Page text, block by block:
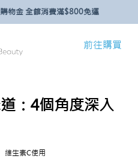
物金 全館消費滿$800免運
前往購買
：4個角度深入
維生素C使用